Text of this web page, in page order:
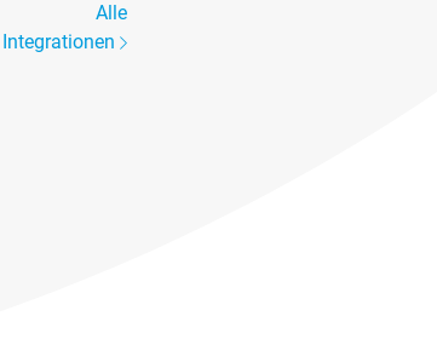
Alle
Integrationen